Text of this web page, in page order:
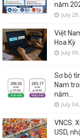
năm
July
Việt
Hoa Kỳ
July
Sơ bộ
Nam
năm...
July
VNCS:
USD,